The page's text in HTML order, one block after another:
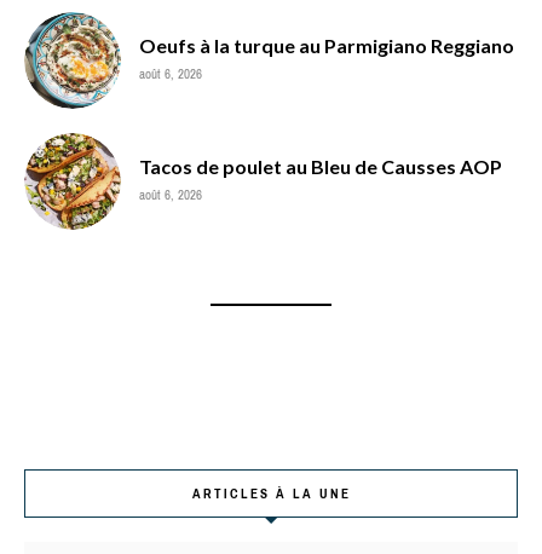
Oeufs à la turque au Parmigiano Reggiano
août 6, 2026
Tacos de poulet au Bleu de Causses AOP
août 6, 2026
ARTICLES À LA UNE